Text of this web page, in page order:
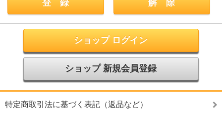
ショップ ログイン
ショップ 新規会員登録
特定商取引法に基づく表記（返品など）